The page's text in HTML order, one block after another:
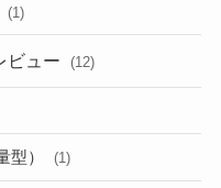
(1)
ビュー (12)
型） (1)